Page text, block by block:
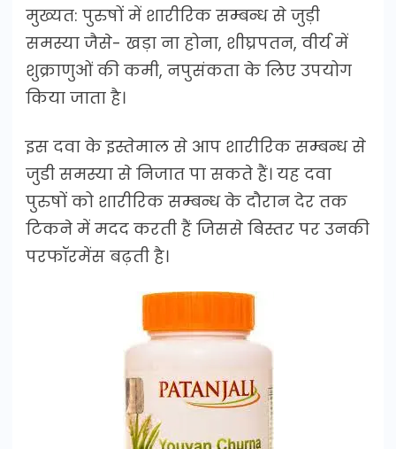
मुख्यत: पुरुषों में शारीरिक सम्बन्ध से जुड़ी
समस्या जैसे- खड़ा ना होना, शीघ्रपतन, वीर्य में
शुक्राणुओं की कमी, नपुसंकता के लिए उपयोग
किया जाता है।
इस दवा के इस्तेमाल से आप शारीरिक सम्बन्ध से
जुडी समस्या से निजात पा सकते हैं। यह दवा
पुरुषों को शारीरिक सम्बन्ध के दौरान देर तक
टिकने में मदद करती हैं जिससे बिस्तर पर उनकी
परफॉरमेंस बढ़ती है।